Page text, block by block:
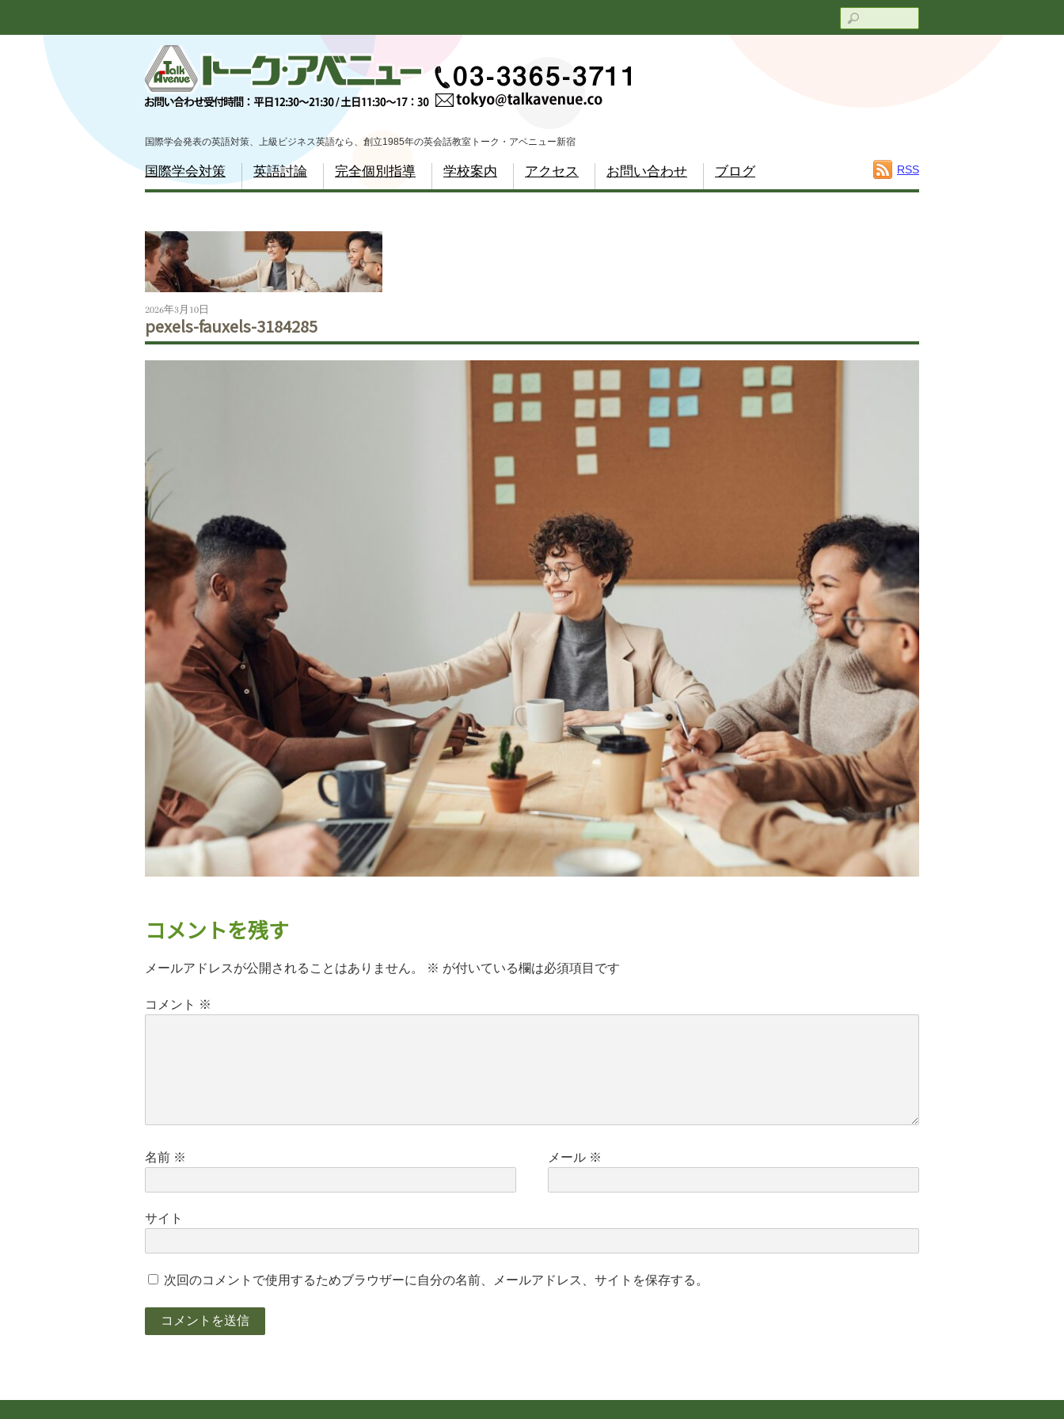
down
国際学会発表の英語対策、上級ビジネス英語なら、創立1985年の英会話教室トーク・アベニュー新宿
RSS
Menu
国際学会対策 英語討論 完全個別指導 学校案内 アクセス お問い合わせ ブログ
Scroll
to
content
2026年3月10日
pexels-fauxels-3184285
コメントを残す
メールアドレスが公開されることはありません。 ※ が付いている欄は必須項目です
コメント ※
名前 ※ メール ※
サイト
次回のコメントで使用するためブラウザーに自分の名前、メールアドレス、サイトを保存する。